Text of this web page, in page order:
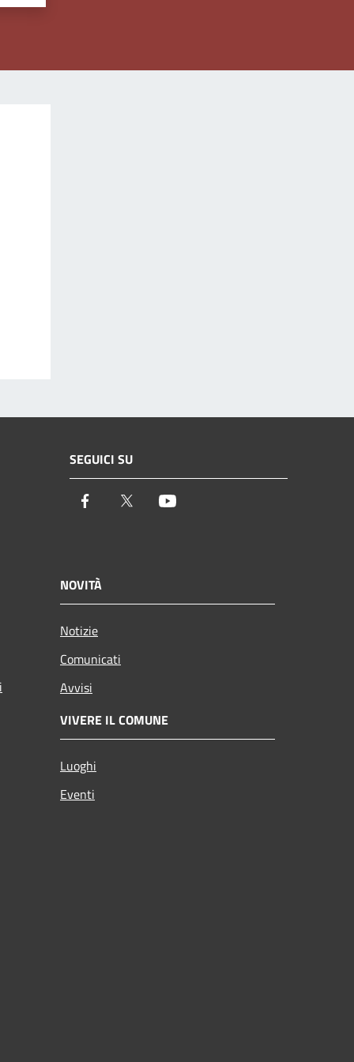
SEGUICI SU
Facebook Twitter
NOVITÀ
Notizie
Comunicati
Avvisi
VIVERE IL COMUNE
Luoghi
Eventi